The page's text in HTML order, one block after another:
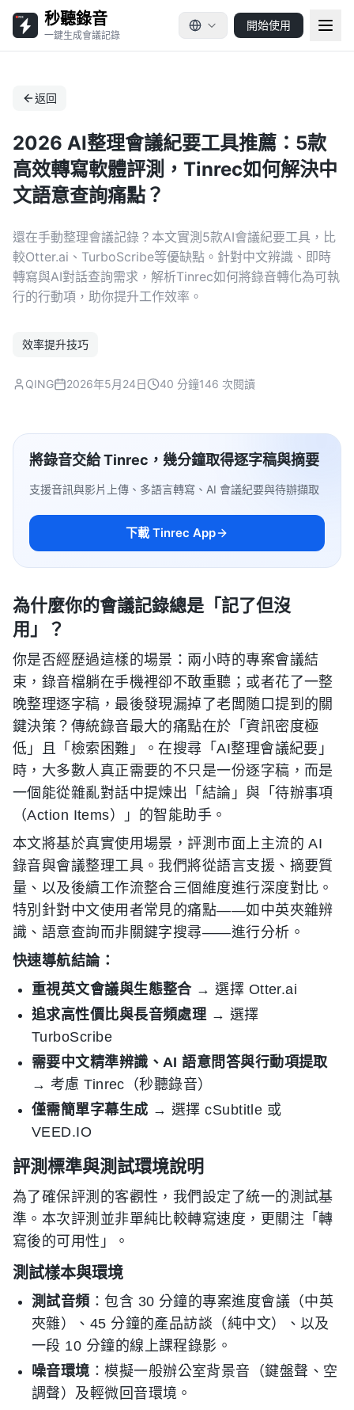
秒聽錄音
一鍵生成會議記錄
開始使用
返回
2026 AI整理會議紀要工具推薦：5款
高效轉寫軟體評測，Tinrec如何解決中
文語意查詢痛點？
還在手動整理會議記錄？本文實測5款AI會議紀要工具，比
較Otter.ai、TurboScribe等優缺點。針對中文辨識、即時
轉寫與AI對話查詢需求，解析Tinrec如何將錄音轉化為可執
行的行動項，助你提升工作效率。
效率提升技巧
QING 2026年5月24日 40 分鐘146 次閱讀
將錄音交給 Tinrec，幾分鐘取得逐字稿與摘要
支援音訊與影片上傳、多語言轉寫、AI 會議紀要與待辦擷取
下載 Tinrec App
為什麼你的會議記錄總是「記了但沒
用」？
你是否經歷過這樣的場景：兩小時的專案會議結
束，錄音檔躺在手機裡卻不敢重聽；或者花了一整
晚整理逐字稿，最後發現漏掉了老闆随口提到的關
鍵決策？傳統錄音最大的痛點在於「資訊密度極
低」且「檢索困難」。在搜尋「AI整理會議紀要」
時，大多數人真正需要的不只是一份逐字稿，而是
一個能從雜亂對話中提煉出「結論」與「待辦事項
（Action Items）」的智能助手。
本文將基於真實使用場景，評測市面上主流的 AI
錄音與會議整理工具。我們將從語言支援、摘要質
量、以及後續工作流整合三個維度進行深度對比。
特別針對中文使用者常見的痛點——如中英夾雜辨
識、語意查詢而非關鍵字搜尋——進行分析。
快速導航結論：
重視英文會議與生態整合→ 選擇 Otter.ai
追求高性價比與長音頻處理→ 選擇
TurboScribe
需要中文精準辨識、AI 語意問答與行動項提取
→ 考慮 Tinrec（秒聽錄音）
僅需簡單字幕生成 → 選擇 cSubtitle 或
VEED.IO
評測標準與測試環境說明
為了確保評測的客觀性，我們設定了統一的測試基
準。本次評測並非單純比較轉寫速度，更關注「轉
寫後的可用性」。
測試樣本與環境
測試音頻 ：包含 30 分鐘的專案進度會議（中英
夾雜）、45 分鐘的產品訪談（純中文）、以及
一段 10 分鐘的線上課程錄影。
噪音環境 ：模擬一般辦公室背景音（鍵盤聲、空
調聲）及輕微回音環境。